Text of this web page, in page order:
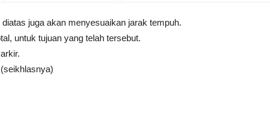
juga akan menyesuaikan jarak tempuh.
untuk tujuan yang telah tersebut.